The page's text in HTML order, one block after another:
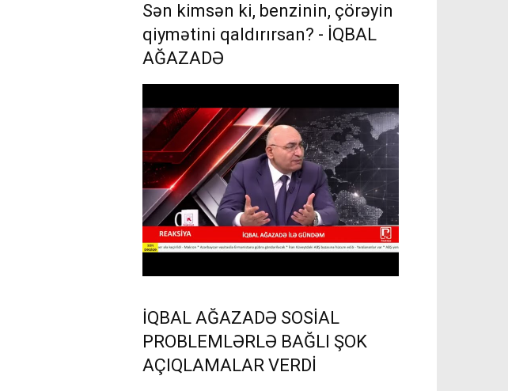
Sən kimsən ki, benzinin, çörəyin
qiymətini qaldırırsan? - İQBAL
AĞAZADƏ
İQBAL AĞAZADƏ SOSİAL
PROBLEMLƏRLƏ BAĞLI ŞOK
AÇIQLAMALAR VERDİ